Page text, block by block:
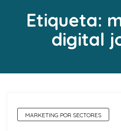
Etiqueta:
digital
MARKETING POR SECTORES